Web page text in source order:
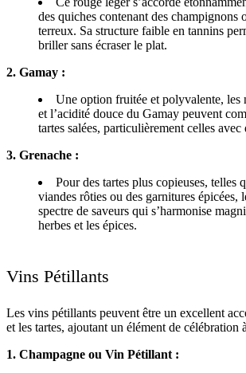
des quiches contenant des champignons
terreux. Sa structure faible en tannins
briller sans écraser le plat.
2. Gamay :
Une option fruitée et polyvalente, les
et l’acidité douce du Gamay peuvent
tartes salées, particulièrement celles avec
3. Grenache :
Pour des tartes plus copieuses, telles
viandes rôties ou des garnitures épicées,
spectre de saveurs qui s’harmonise
herbes et les épices.
Vins Pétillants
Les vins pétillants peuvent être un excellent
et les tartes, ajoutant un élément de célébration
1. Champagne ou Vin Pétillant :